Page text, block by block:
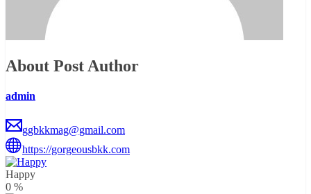
About Post Author
admin
ggbkkmag@gmail.com
https://gorgeousbkk.com
Happy
0 %